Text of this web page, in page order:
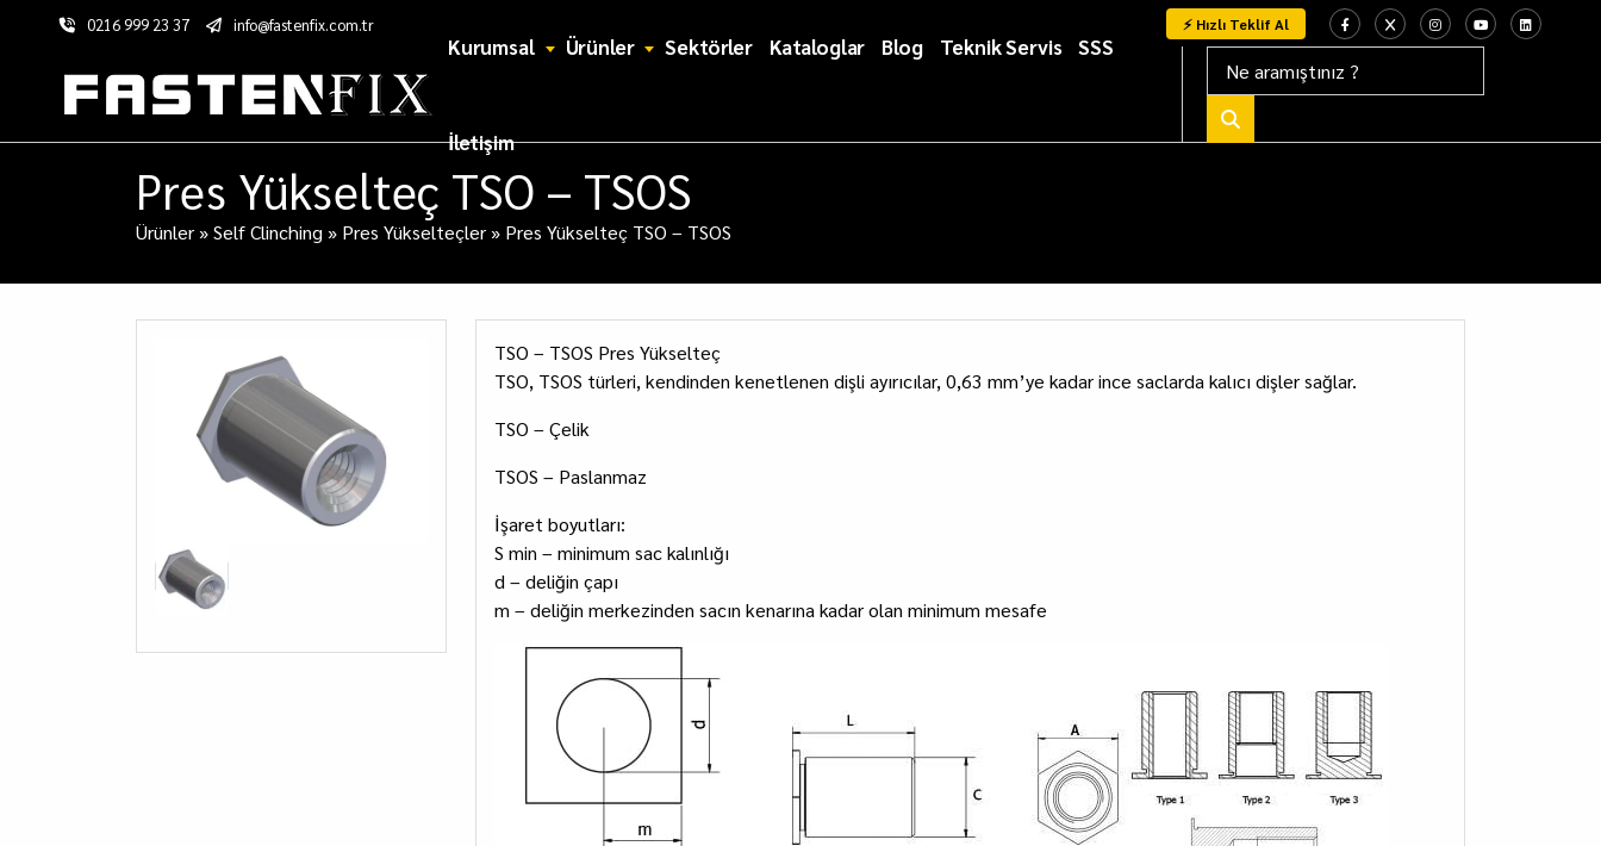
0216 999 23 37 info@fastenfix.com.tr ⚡ Hızlı Teklif Al
Kurumsal Ürünler Sektörler Kataloglar Blog Teknik Servis SSS
İletişim
Pres Yükselteç TSO – TSOS
Ürünler»Self Clinching » Pres Yükselteçler» Pres Yükselteç TSO – TSOS
TSO – TSOS Pres Yükselteç
TSO, TSOS türleri, kendinden kenetlenen dişli ayırıcılar, 0,63 mm’ye kadar ince saclarda kalıcı dişler sağlar.
TSO – Çelik
TSOS – Paslanmaz
İşaret boyutları:
S min – minimum sac kalınlığı
d – deliğin çapı
m – deliğin merkezinden sacın kenarına kadar olan minimum mesafe